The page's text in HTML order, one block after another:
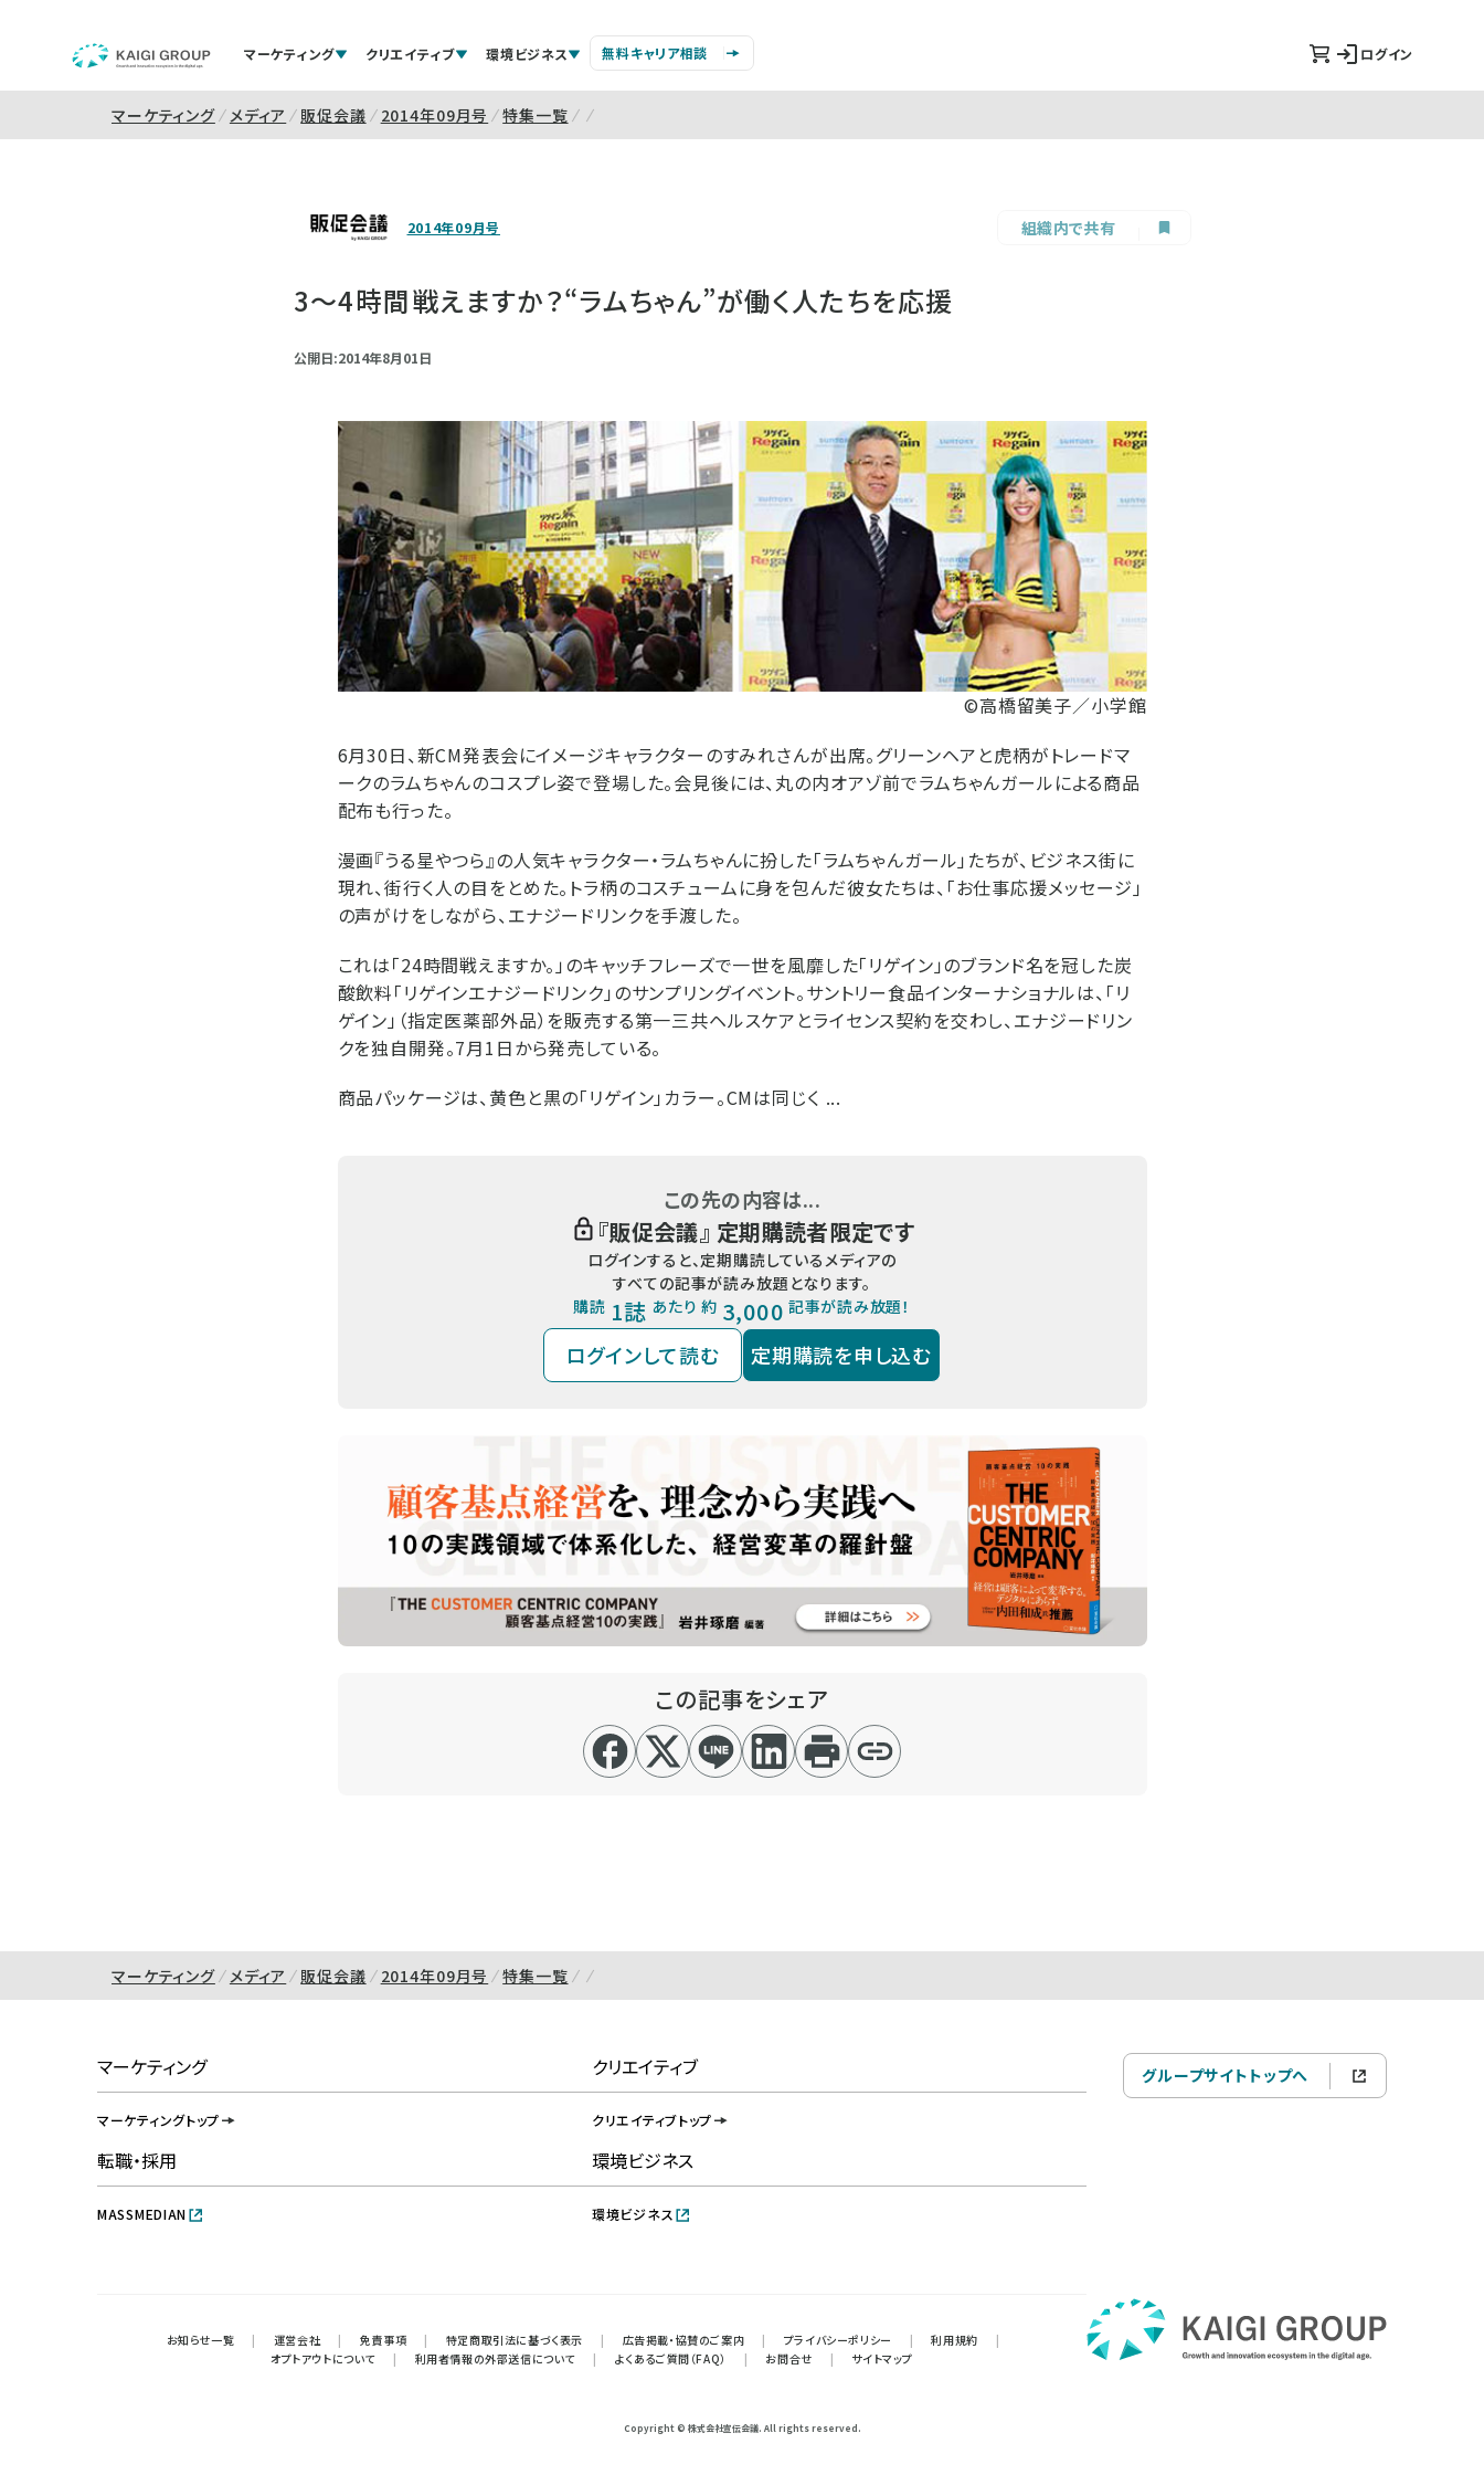
マーケティング クリエイティブ 環境ビジネス 無料キャリア相談 ログイン
マーケティング メディア 販促会議 2014年09月号 特集一覧
2014年09月号 組織内で共有
3～4時間戦えますか？“ラムちゃん”が働く人たちを応援
公開日:2014年8月01日
©高橋留美子／小学館
6月30日、新CM発表会にイメージキャラクターのすみれさんが出席。グリーンヘアと虎柄がトレードマ
ークのラムちゃんのコスプレ姿で登場した。会見後には、丸の内オアゾ前でラムちゃんガールによる商品
配布も行った。
漫画『うる星やつら』の人気キャラクター・ラムちゃんに扮した「ラムちゃんガール」たちが、ビジネス街に
現れ、街行く人の目をとめた。トラ柄のコスチュームに身を包んだ彼女たちは、「お仕事応援メッセージ」
の声がけをしながら、エナジードリンクを手渡した。
これは「24時間戦えますか。」のキャッチフレーズで一世を風靡した「リゲイン」のブランド名を冠した炭
酸飲料「リゲインエナジードリンク」のサンプリングイベント。サントリー食品インターナショナルは、「リ
ゲイン」（指定医薬部外品）を販売する第一三共ヘルスケアとライセンス契約を交わし、エナジードリン
クを独自開発。7月1日から発売している。
商品パッケージは、黄色と黒の「リゲイン」カラー。CMは同じく ...
この先の内容は...
『販促会議』 定期購読者限定です
ログインすると、定期購読しているメディアの
すべての記事が読み放題となります。
購読 1誌 あたり 約 3,000 記事が読み放題！
ログインして読む 定期購読を申し込む
この記事をシェア
マーケティング メディア 販促会議 2014年09月号 特集一覧
マーケティング
マーケティングトップ
クリエイティブ
クリエイティブトップ
転職・採用
MASSMEDIAN
環境ビジネス
環境ビジネス
お知らせ一覧 | 運営会社 | 免責事項 | 特定商取引法に基づく表示 | 広告掲載・協賛のご案内 | プライバシーポリシー | 利用規約
|
オプトアウトについて
| 利用者情報の外部送信について | よくあるご質問（FAQ） | お問合せ | サイトマップ
グループサイトトップへ
Copyright © 株式会社宣伝会議. All rights reserved.